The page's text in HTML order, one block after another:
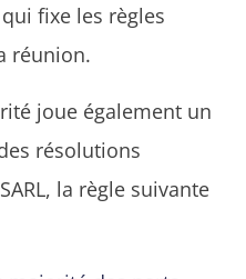
fixe les règles
réunion.
joue également un
résolutions
la règle suivante